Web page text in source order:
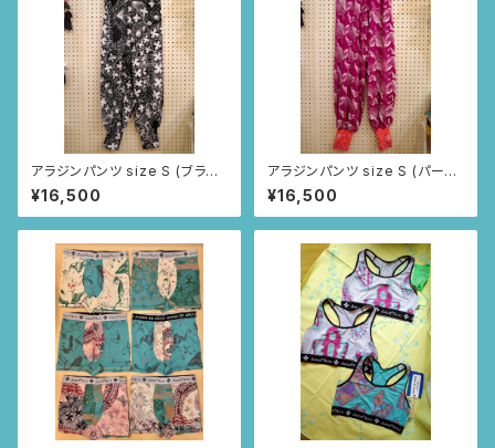
アラジンパンツ size S (ブラッ
ク/ニャンドゥティ柄)
¥16,500
アラジンパンツ size S (パープ
ル/トゥカン柄)
¥16,500